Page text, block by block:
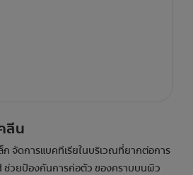
ลีน
จัดการแบคทีเรียในบริเวณที่ยากต่อการ
ช่วยป้องกันการก่อตัว ของคราบบนผิว